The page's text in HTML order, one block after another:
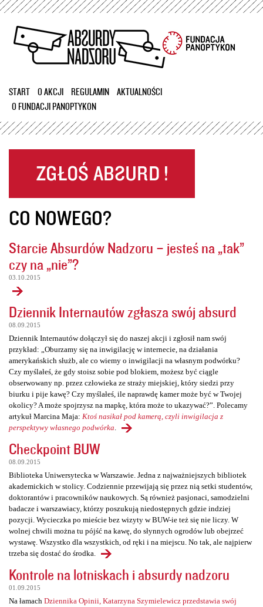
Przejdź
treści
START O AKCJI REGULAMIN
AKTUALNOŚCI
O FUNDACJI PANOPTYKON
CO NOWEGO?
Starcie Absurdów Nadzoru – jesteś na „tak”
czy na „nie”?
03.10.2015
Dziennik Internautów zgłasza swój absurd
08.09.2015
Dziennik Internautów dołączył się do naszej akcji i zgłosił nam swój
przykład: „Oburzamy się na inwigilację w internecie, na działania
amerykańskich służb, ale co wiemy o inwigilacji na własnym podwórku?
Czy myślałeś, że gdy stoisz sobie pod blokiem, możesz być ciągle
obserwowany np. przez człowieka ze straży miejskiej, który siedzi przy
biurku i pije kawę? Czy myślałeś, ile naprawdę kamer może być w Twojej
okolicy? A może spojrzysz na mapkę, która może to ukazywać?”. Polecamy
artykuł Marcina Maja: Ktoś nasikał pod kamerą, czyli inwigilacja z
perspektywy własnego podwórka
Checkpoint BUW
08.09.2015
Biblioteka Uniwersytecka w Warszawie. Jedna z najważniejszych bibliotek
akademickich w stolicy. Codziennie przewijają się przez nią setki studentów,
doktorantów i pracowników naukowych. Są również pasjonaci, samodzielni
badacze i warszawiacy, którzy poszukują niedostępnych gdzie indziej
pozycji. Wycieczka po mieście bez wizyty w BUW-ie też się nie liczy. W
wolnej chwili można tu pójść na kawę, do słynnych ogrodów lub obejrzeć
wystawę. Wszystko dla wszystkich, od ręki i na miejscu. No tak, ale najpierw
trzeba się dostać do środka.
Kontrole na lotniskach i absurdy nadzoru
01.09.2015
Na łamach Dziennika Opinii, Katarzyna Szymielewicz przedstawia swój